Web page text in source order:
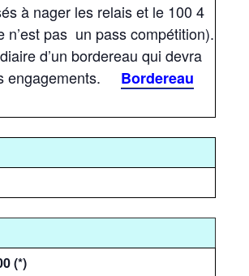
à nager les relais et le 100 4
pas un pass compétition).
d’un bordereau qui devra
engagements. Bordereau
(*)